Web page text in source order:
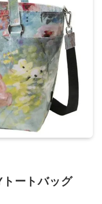
トートバッグ